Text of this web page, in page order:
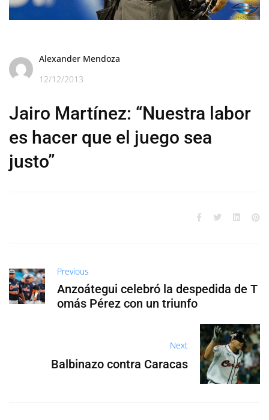
Alexander Mendoza
12/12/2013
Jairo Martínez: “Nuestra labor
es hacer que el juego sea
justo”
Previous
Anzoátegui celebró la despedida de T
omás Pérez con un triunfo
Next
Balbinazo contra Caracas